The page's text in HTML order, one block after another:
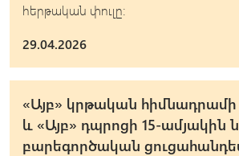
հերթական փուլը։
29.04.2026
«Այբ» կրթական
և «Այբ» դպրոցի 15-ամյակին
բարեգործական